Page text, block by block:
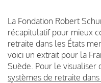
La Fondation Robert
récapitulatif pour mieux
retraite dans les États
voici un extrait pour la
Suède. Pour le visualiser
systèmes de retraite